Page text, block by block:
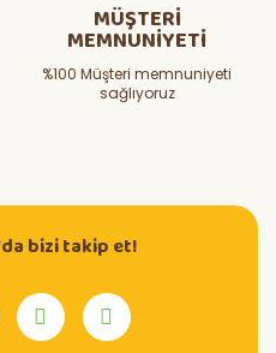
MÜŞTERİ
MEMNUNİYETİ
%100 Müşteri memnuniyeti
sağlıyoruz
bizi takip et!